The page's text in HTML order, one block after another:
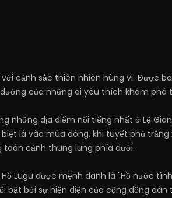
với cảnh sắc thiên nhiên hùng vĩ. Được
của những ai yêu thích khám phá
những địa điểm nổi tiếng nhất ở Lệ
là vào mùa đông, khi tuyết phủ
cảnh thung lũng phía dưới.
Hồ Lugu được mệnh danh là "Hồ nước
bật bởi sự hiện diện của cộng đồng